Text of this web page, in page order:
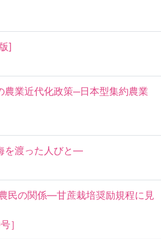
]
農業近代化政策─日本型集約農業
を渡った人びと―
民の関係―甘蔗栽培奨励規程に見
］